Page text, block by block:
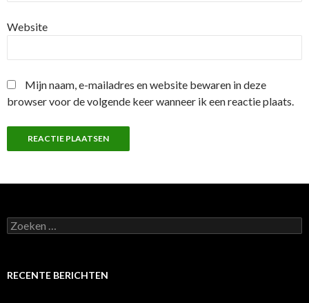
Website
Mijn naam, e-mailadres en website bewaren in deze
browser voor de volgende keer wanneer ik een reactie plaats.
Z
o
e
RECENTE BERICHTEN